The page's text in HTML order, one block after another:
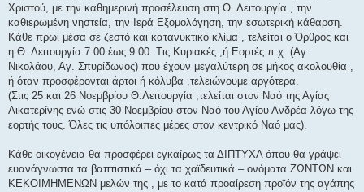
Χριστού, με την καθημερινή προσέλευση στη Θ. Λειτουργία , την
καθιερωμένη νηστεία, την Ιερά Εξομολόγηση, την εσωτερική κάθαρση.
Κάθε πρωί μέσα σε ζεστό και κατανυκτικό κλίμα , τελείται ο Όρθρος και
η Θ. Λειτουργία 7:00 έως 9:00. Τις Κυριακές ,ή Εορτές π.χ. (Αγ.
Νικολάου, Αγ. Σπυρίδωνος) που έχουν μεγαλύτερη σε μήκος ακολουθία ,
ή όταν προσφέρονται άρτοι ή κόλυβα ,τελειώνουμε αργότερα.
(Στις 25 και 26 Νοεμβρίου Θ.Λειτουργία ,τελείται στον Ναό της Αγίας
Αικατερίνης ενώ στις 30 Νοεμβρίου στον Ναό του Αγίου Ανδρέα λόγω της
εορτής τους. Όλες τις υπόλοιπες μέρες στον κεντρικό Ναό μας).
Κάθε οικογένεια θα προσφέρει εγκαίρως τα ΔΙΠΤΥΧΑ όπου θα γράψει
ευανάγνωστα τα βαπτιστικά – όχι τα χαϊδευτικά – ονόματα ΖΩΝΤΩΝ και
ΚΕΚΟΙΜΗΜΕΝΩΝ μελών της , με το κατά προαίρεση προϊόν της αγάπης